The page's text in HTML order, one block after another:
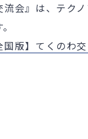
会』は、テク
国版】てくのわ